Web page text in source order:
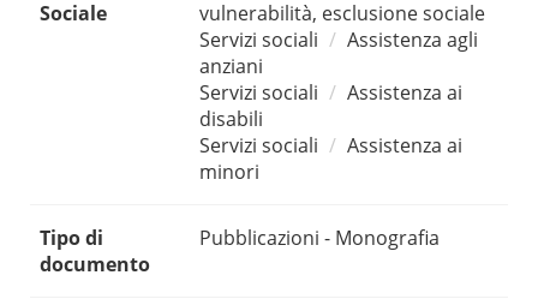
Sociale
vulnerabilità, esclusione sociale
Servizi sociali
Assistenza agli
anziani
Servizi sociali
Assistenza ai
disabili
Servizi sociali
Assistenza ai
minori
Tipo di
documento
Pubblicazioni - Monografia